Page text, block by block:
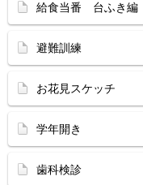
給食当番 台ふき編
避難訓練
お花見スケッチ
学年開き
歯科検診